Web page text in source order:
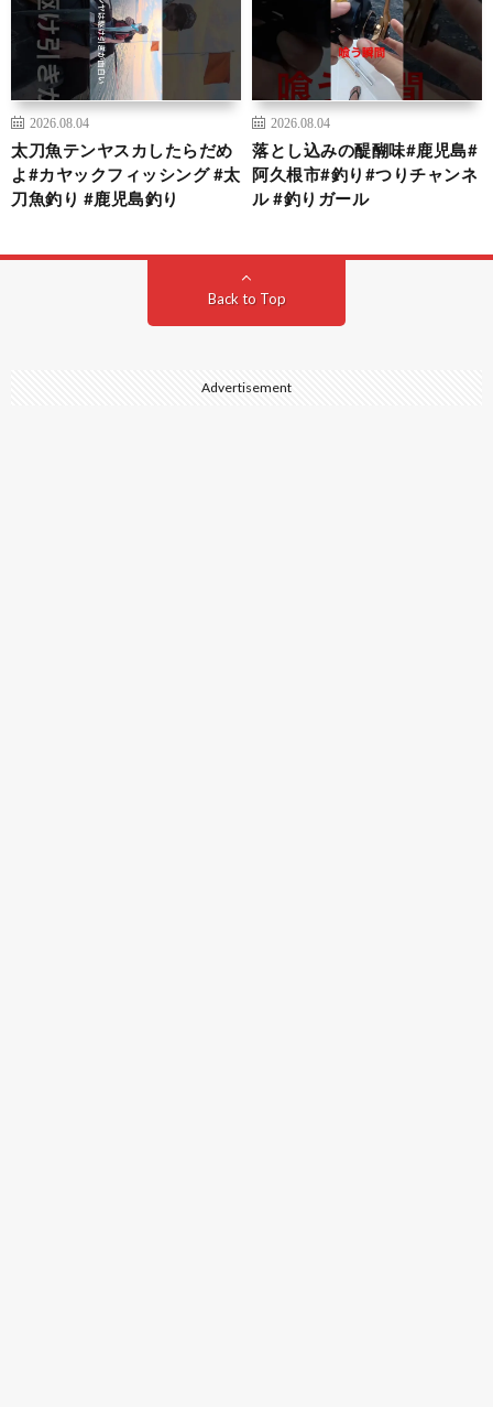
2026.08.04
太刀魚テンヤスカしたらだめ
よ#カヤックフィッシング #太
刀魚釣り #鹿児島釣り
2026.08.04
落とし込みの醍醐味#鹿児島#
阿久根市#釣り#つりチャンネ
ル #釣りガール
Back to Top
Advertisement